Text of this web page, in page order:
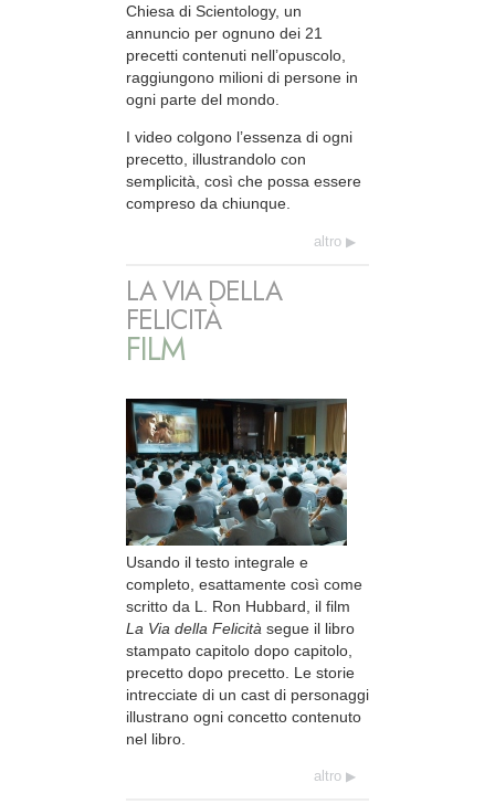
Chiesa di Scientology, un
annuncio per ognuno dei 21
precetti contenuti nell’opuscolo,
raggiungono milioni di persone in
ogni parte del mondo.
I video colgono l’essenza di ogni
precetto, illustrandolo con
semplicità, così che possa essere
compreso da chiunque.
altro
LA VIA DELLA
FELICITÀ
FILM
Usando il testo integrale e
completo, esattamente così come
scritto da L. Ron Hubbard, il film
La Via della Felicità segue il libro
stampato capitolo dopo capitolo,
precetto dopo precetto. Le storie
intrecciate di un cast di personaggi
illustrano ogni concetto contenuto
nel libro.
altro